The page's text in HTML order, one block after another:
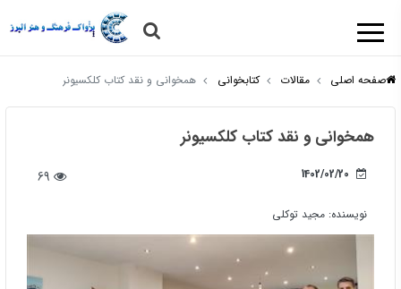
صفحه اصلی مقالات کتابخوانی همخوانی و نقد کتاب کلکسیونر
همخوانی و نقد کتاب کلکسیونر
1402/02/20
نویسنده: مجید توکلی